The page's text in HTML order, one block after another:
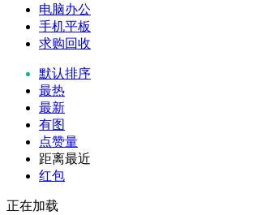
电脑办公
手机平板
求购回收
默认排序
最热
最新
有图
点赞量
距离最近
红包
正在加载